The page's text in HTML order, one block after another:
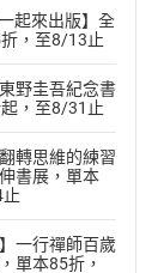
起來出版】全
，至8/13止
野圭吾紀念書
，至8/31止
轉思維的練習
書展，單本
一行禪師百歲
單本85折，